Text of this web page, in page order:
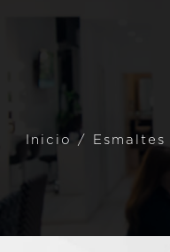
Inicio / Esmaltes